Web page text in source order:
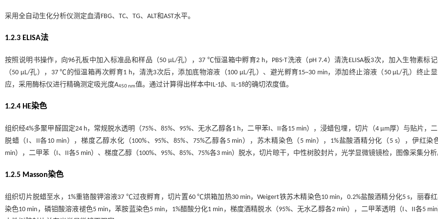
采用全自动生化分析仪测定血清FBG、TC、TG、ALT和AST水平。
1.2.3 ELISA法
按照说明书操作，向96孔板中加入标准品和样品（50 μL/孔），37 ℃恒温箱中孵育2 h，PBS-T洗液（pH 7.4）清洗ELISA板3次，加入生物素标
（50 μL/孔），37 ℃的恒温箱再次孵育1 h，清洗3次后，添加底物溶液（100 μL/孔）、避光孵育15~30 min，添加终止溶液（50 μL/孔）终止
应，采用酶标仪进行精确测定吸光度A450 nm值。通过计算得出样本中IL-1β、IL-18的确切浓度值。
1.2.4 HE染色
组织经4%多聚甲醛固定24 h，常规脱水透明（75%、85%、95%、无水乙醇各1 h，二甲苯I、II各15 min），浸蜡包埋，切片（4 μm厚）与贴片，
脱蜡（I、II各10 min），梯度乙醇水化（100%、95%、85%、75%乙醇各5 min），苏木精染色（5 min），1%盐酸酒精分化（5 s），伊红染
min），二甲苯（I、II各5 min）、梯度乙醇（100%、95%、85%、75%各3 min）脱水，切片晾干，中性树胶封片，光学显微镜镜检，图像采集分析
1.2.5 Masson染色
组织切片脱蜡至水，1%重铬酸钾溶液37 ℃过夜孵育，切片置60 ℃烘箱加热30 min，Weigert铁苏木精染色10 min，0.2%盐酸酒精分化5 s，丽春红
染色10 min，磷钼酸溶液褪色5 min，苯胺蓝染色5 min，1%醋酸分化1 min，梯度酒精脱水（95%、无水乙醇各2 min），二甲苯透明（I、II各5 min